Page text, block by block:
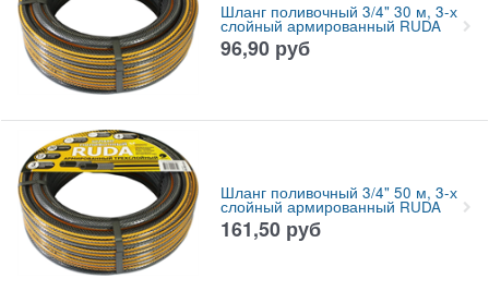
Шланг поливочный 3/4" 30 м, 3-х
слойный армированный RUDA
96,90 руб
Шланг поливочный 3/4" 50 м, 3-х
слойный армированный RUDA
161,50 руб